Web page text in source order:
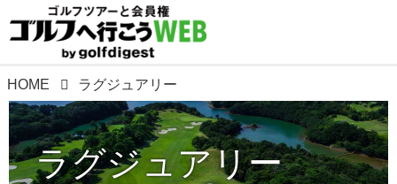
HOME ラグジュアリー
ラグジュアリー